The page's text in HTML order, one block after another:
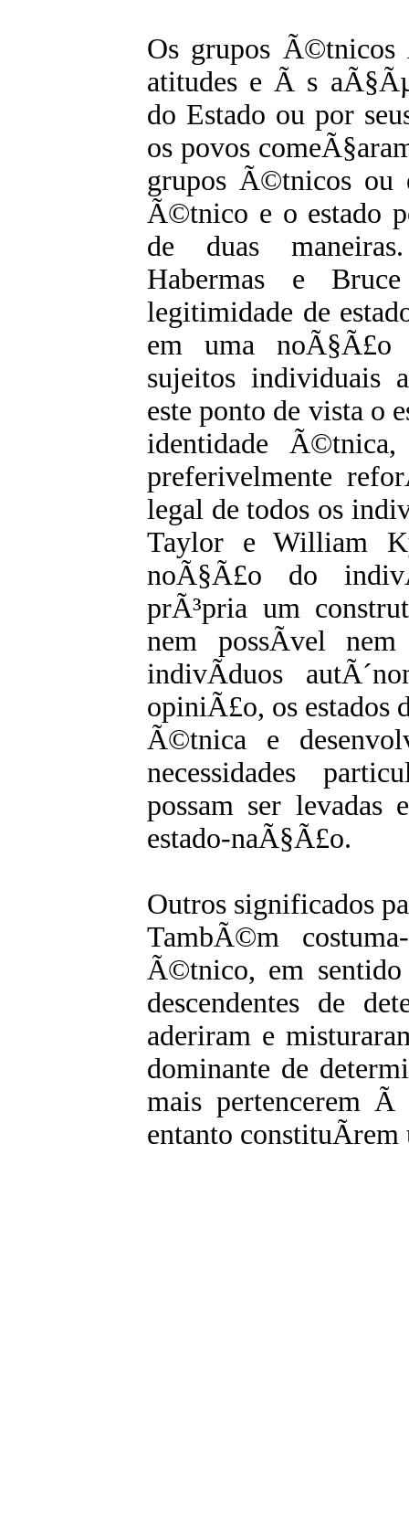
Os grupos
atitudes e Ã s
do Estado ou por
os povos
grupos Ã©tnicos ou
Ã©tnico e o estado
de duas
Habermas e
legitimidade de
em uma
sujeitos individuais
este ponto de vista o
identidade
preferivelmente
legal de todos os
Taylor e William
noÃ§Ã£o do
prÃ³pria um
nem possÃ­vel
indivÃ­duos
opiniÃ£o, os estados
Ã©tnica e
necessidades
possam ser levadas
estado-naÃ§Ã£o.
Outros significados
TambÃ©m
Ã©tnico, em
descendentes de
aderiram e
dominante de
mais pertencerem
entanto